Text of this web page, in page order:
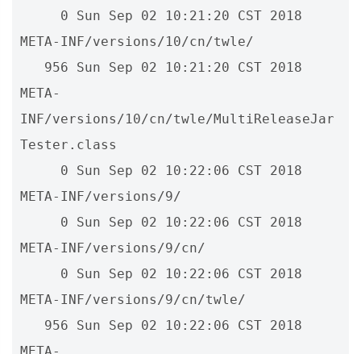
META-INF/versions/10/cn/twle/
META-
INF/versions/10/cn/twle/MultiReleaseJar
Tester.class
META-INF/versions/9/
META-INF/versions/9/cn/
META-INF/versions/9/cn/twle/